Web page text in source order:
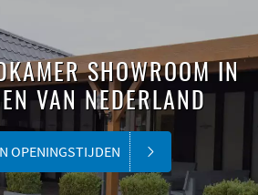
SHOWROOM IN
VAN NEDERLAND
OPENINGSTIJDEN